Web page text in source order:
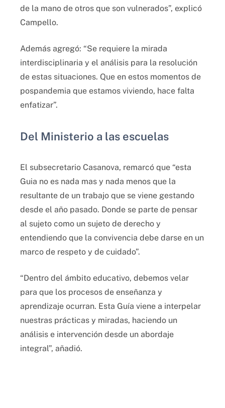
de la mano de otros que son vulnerados”, explicó
Campello.
Además agregó: “Se requiere la mirada
interdisciplinaria y el análisis para la resolución
de estas situaciones. Que en estos momentos de
pospandemia que estamos viviendo, hace falta
enfatizar”.
Del Ministerio a las escuelas
El subsecretario Casanova, remarcó que “esta
Guia no es nada mas y nada menos que la
resultante de un trabajo que se viene gestando
desde el año pasado. Donde se parte de pensar
al sujeto como un sujeto de derecho y
entendiendo que la convivencia debe darse en un
marco de respeto y de cuidado”.
“Dentro del ámbito educativo, debemos velar
para que los procesos de enseñanza y
aprendizaje ocurran. Esta Guía viene a interpelar
nuestras prácticas y miradas, haciendo un
análisis e intervención desde un abordaje
integral”, añadió.